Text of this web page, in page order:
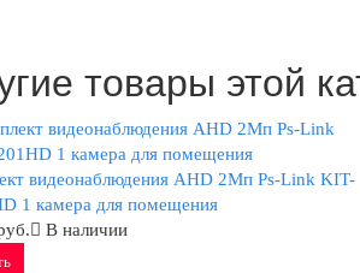
товары этой
видеонаблюдения AHD 2Мп Ps-Link KIT-
1 камера для помещения
В наличии